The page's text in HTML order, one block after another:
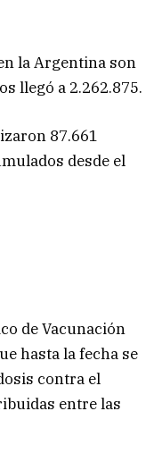
la Argentina son
llegó a 2.262.875.
87.661
desde el
de Vacunación
hasta la fecha se
contra el
entre las